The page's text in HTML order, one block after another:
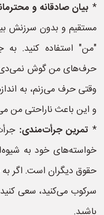
* بیان صادقانه و
مستقیم و بدون سرزنش
"من" استفاده کنید.
حرف‌های من گوش
وقتی حرف می‌زنم، به
و این باعث ناراحتی من
* تمرین جرأت‌مندی:
خواسته‌های خود به
حقوق دیگران است. اگر
سرکوب می‌کنید، سعی کنید
باشید.